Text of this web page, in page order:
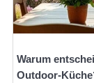
Warum
Outdoor-